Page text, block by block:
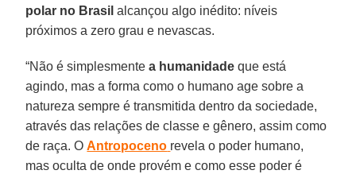
polar no Brasil alcançou algo inédito: níveis
próximos a zero grau e nevascas.
“Não é simplesmentea humanidade que está
agindo, mas a forma como o humano age sobre a
natureza sempre é transmitida dentro da sociedade,
através das relações de classe e gênero, assim como
de raça. OAntropoceno revela o poder humano,
mas oculta de onde provém e como esse poder é